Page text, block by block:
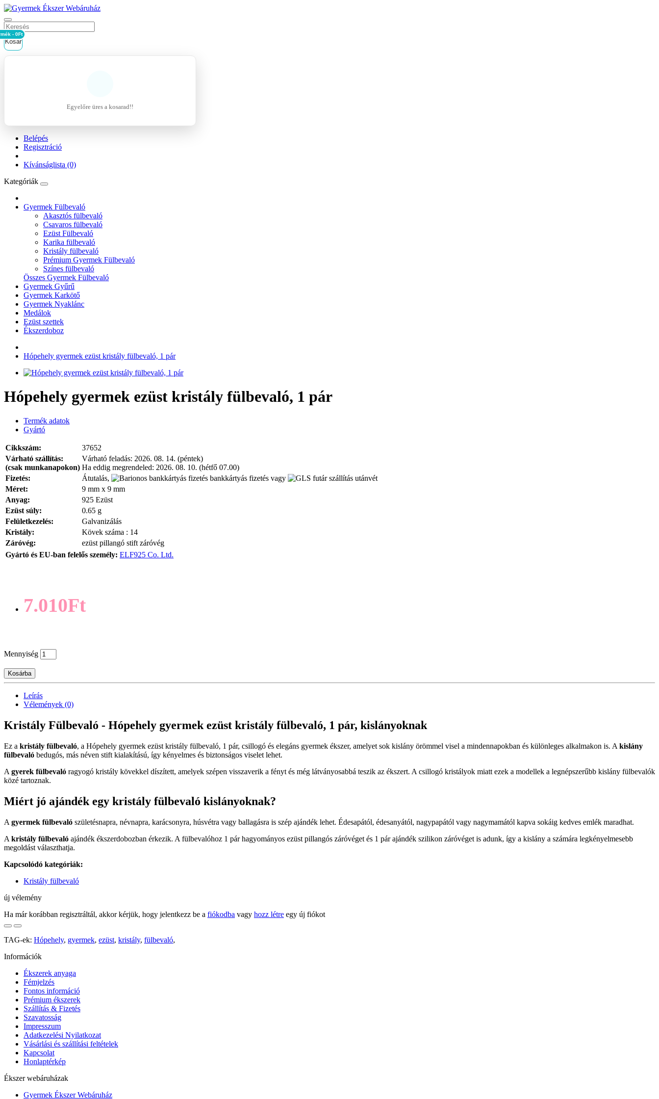
Kosár
- 0Ft
Egyelőre üres a kosarad!!
Belépés
Regisztráció
Kívánságlista (0)
Kategóriák
Gyermek Fülbevaló
Akasztós fülbevaló
Csavaros fülbevaló
Ezüst Fülbevaló
Karika fülbevaló
Kristály fülbevaló
Prémium Gyermek Fülbevaló
Színes fülbevaló
Összes Gyermek Fülbevaló
Gyermek Gyűrű
Gyermek Karkötő
Gyermek Nyaklánc
Medálok
Ezüst szettek
Ékszerdoboz
Hópehely gyermek ezüst kristály fülbevaló, 1 pár
Hópehely gyermek ezüst kristály fülbevaló, 1 pár
Termék adatok
Gyártó
Cikkszám:
37652
Várható szállítás:
(csak munkanapokon)
Várható feladás: 2026. 08. 14. (péntek)
Ha eddig megrendeled: 2026. 08. 10. (hétfő 07.00)
Fizetés:
Átutalás, bankkártyás fizetés vagy
utánvét
Méret:
9 mm x 9 mm
Anyag:
925 Ezüst
Ezüst súly:
0.65 g
Felületkezelés:
Galvanizálás
Kristály:
Kövek száma : 14
Záróvég:
ezüst pillangó stift záróvég
Gyártó és EU-ban felelős személy: ELF925 Co. Ltd.
7.010Ft
Mennyiség
Kosárba
Leírás
Vélemények (0)
Kristály Fülbevaló - Hópehely gyermek ezüst kristály fülbevaló, 1 pár, kislányoknak
Ez a kristály fülbevaló, a Hópehely gyermek ezüst kristály fülbevaló, 1 pár, csillogó és elegáns gyermek ékszer, amelyet sok kislány örömmel visel a mindennapokban és különleges alkalmakon is. A kislány
fülbevaló bedugós, más néven stift kialakítású, így kényelmes és biztonságos viselet lehet.
A gyerek fülbevaló ragyogó kristály kövekkel díszített, amelyek szépen visszaverik a fényt és még látványosabbá teszik az ékszert. A csillogó kristályok miatt ezek a modellek a legnépszerűbb kislány fülbevalók
közé tartoznak.
Miért jó ajándék egy kristály fülbevaló kislányoknak?
A gyermek fülbevaló születésnapra, névnapra, karácsonyra, húsvétra vagy ballagásra is szép ajándék lehet. Édesapától, édesanyától, nagypapától vagy nagymamától kapva sokáig kedves emlék maradhat.
A kristály fülbevaló ajándék ékszerdobozban érkezik. A fülbevalóhoz 1 pár hagyományos ezüst pillangós záróvéget és 1 pár ajándék szilikon záróvéget is adunk, így a kislány a számára legkényelmesebb
megoldást választhatja.
Kapcsolódó kategóriák:
Kristály fülbevaló
új vélemény
Ha már korábban regisztráltál, akkor kérjük, hogy jelentkezz be a fiókodba vagy hozz létre egy új fiókot
TAG-ek: Hópehely, gyermek, ezüst, kristály, fülbevaló,
Információk
Ékszerek anyaga
Fémjelzés
Fontos információ
Prémium ékszerek
Szállítás & Fizetés
Szavatosság
Impresszum
Adatkezelési Nyilatkozat
Vásárlási és szállítási feltételek
Kapcsolat
Honlaptérkép
Ékszer webáruházak
Gyermek Ékszer Webáruház